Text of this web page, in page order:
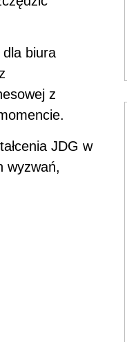
dla biura
z
JDG w
wyzwań,